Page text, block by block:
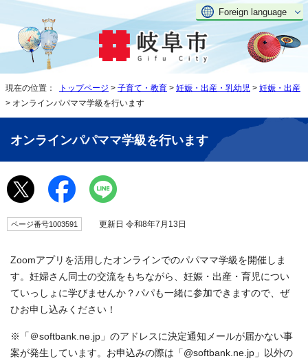
Foreign language
現在の位置： トップページ > 子育て・教育 > 妊娠・出産・乳幼児 > 妊娠・出産
> オンラインパパママ学級を行います
オンラインパパママ学級を行います
ページ番号1003591 更新日 令和8年7月13日
Zoomアプリを活用したオンラインでのパパママ学級を開催しま
す。妊婦さん同士の交流をもちながら、妊娠・出産・育児につい
ていっしょに学びませんか？パパも一緒に参加できますので、ぜ
ひお申し込みください！
※「＠softbank.ne.jp」のアドレスに決定通知メールが届かない事
案が発生しています。お申込みの際は「@softbank.ne.jp」以外の